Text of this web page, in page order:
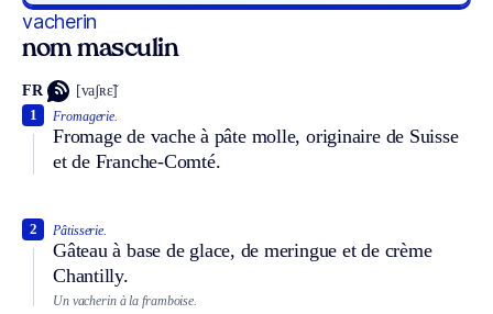
vacherin
nom masculin
FR [vaʃʀɛ̃]
Fromagerie.
Fromage de vache à pâte molle, originaire de Suisse
et de Franche-Comté.
1
Pâtisserie.
Gâteau à base de glace, de meringue et de crème
Chantilly.
2
Un vacherin à la framboise.